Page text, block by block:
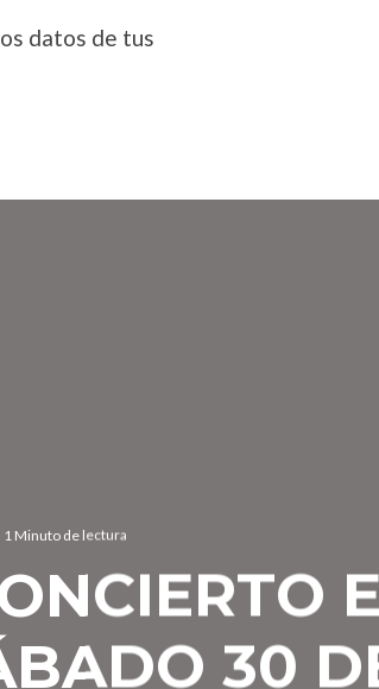
datos de tus
1 Minuto de lectura
30